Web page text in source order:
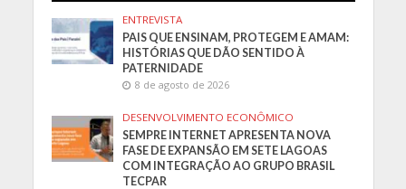
ENTREVISTA
PAIS QUE ENSINAM, PROTEGEM E AMAM:
HISTÓRIAS QUE DÃO SENTIDO À
PATERNIDADE
8 de agosto de 2026
DESENVOLVIMENTO ECONÔMICO
SEMPRE INTERNET APRESENTA NOVA
FASE DE EXPANSÃO EM SETE LAGOAS
COM INTEGRAÇÃO AO GRUPO BRASIL
TECPAR